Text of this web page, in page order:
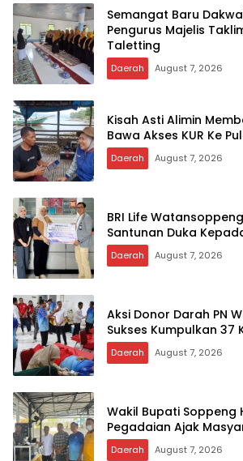
Semangat Baru
Pengurus Majelis
Taletting
Daerah August 7, 2026
Kisah Asti Alimin
Bawa Akses KUR Ke
Daerah August 7, 2026
BRI Life
Santunan Duka
Daerah August 7, 2026
Aksi Donor Darah PN
Sukses Kumpulkan 37
Daerah August 7, 2026
Wakil Bupati Soppeng
Pegadaian Ajak
Daerah August 7, 2026